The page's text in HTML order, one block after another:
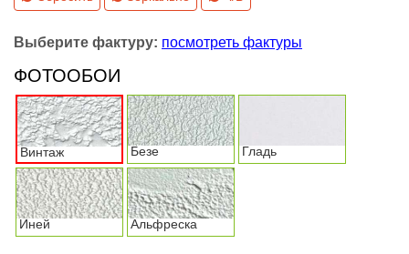
Выберите фактуру: посмотреть фактуры
ФОТООБОИ
Винтаж Безе Гладь
Иней Альфреска